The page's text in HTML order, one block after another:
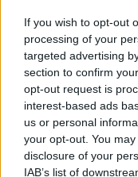
If you wish to opt-out
processing of your
targeted advertising
section to confirm
opt-out request is
interest-based ads
us or personal
your opt-out. You
disclosure of your
IAB’s list of
nagyon
mind a diák
hozzá, hogy
Miután újra és